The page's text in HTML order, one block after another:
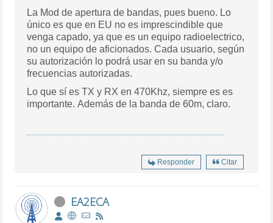
La Mod de apertura de bandas, pues bueno. Lo
único es que en EU no es imprescindible que
venga capado, ya que es un equipo radioelectrico,
no un equipo de aficionados. Cada usuario, según
su autorización lo podrá usar en su banda y/o
frecuencias autorizadas.
Lo que sí es TX y RX en 470Khz, siempre es es
importante. Además de la banda de 60m, claro.
Responder Citar
EA2ECA